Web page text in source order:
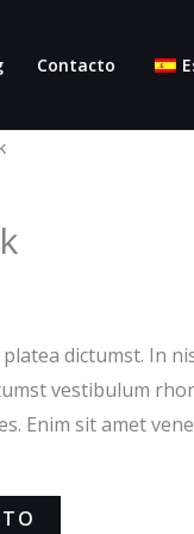
Contacto
dictumst. In
vestibulum
Enim sit amet